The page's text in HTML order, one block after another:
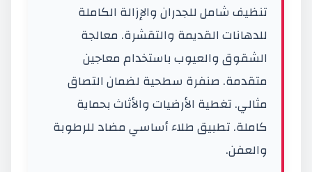
تنظيف شامل للجدران والإزالة الكاملة
للدهانات القديمة والتقشرة. معالجة
الشقوق والعيوب باستخدام معاجين
متقدمة. صنفرة سطحية لضمان التصاق
مثالي. تغطية الأرضيات والأثاث بحماية
كاملة. تطبيق طلاء أساسي مضاد للرطوبة
والعفن.